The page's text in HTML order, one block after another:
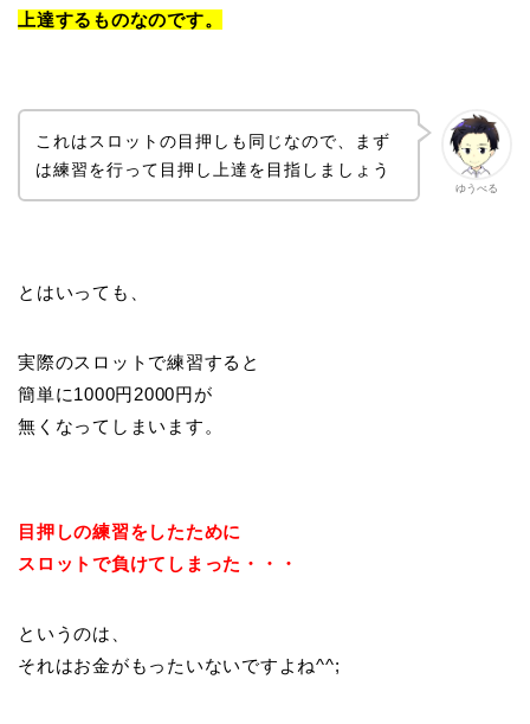
上達するものなのです。
ゆうべる
これはスロットの目押しも同じなので、まず
は練習を行って目押し上達を目指しましょう
とはいっても、
実際のスロットで練習すると
簡単に1000円2000円が
無くなってしまいます。
目押しの練習をしたために
スロットで負けてしまった・・・
というのは、
それはお金がもったいないですよね^^;